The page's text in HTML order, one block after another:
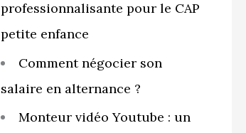
e
r
:
professionnalisante pour le CAP
petite enfance
Comment négocier son
salaire en alternance ?
Monteur vidéo Youtube : un